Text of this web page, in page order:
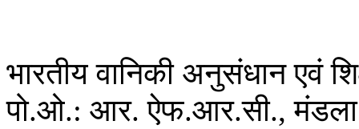
भारतीय वानिकी अनुसंधान एवं
पो.ओ.: आर. ऐफ.आर.सी., मंडला